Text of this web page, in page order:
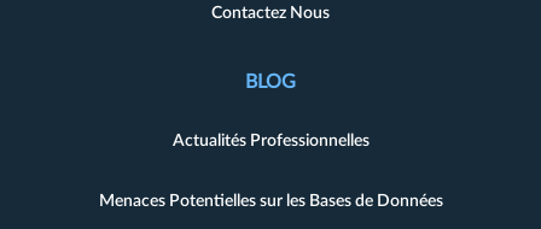
Contactez Nous
BLOG
Actualités Professionnelles
Menaces Potentielles sur les Bases de Données